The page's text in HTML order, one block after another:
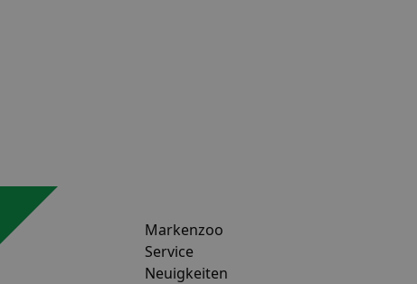
Markenzoo
Service
Neuigkeiten